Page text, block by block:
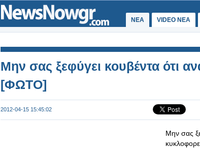
ΝΕΑ VIDEO NEA
Μην σας ξεφύγει κουβέντα ότι
[ΦΩΤΟ]
2012-04-15 15:45:02
Μην σας